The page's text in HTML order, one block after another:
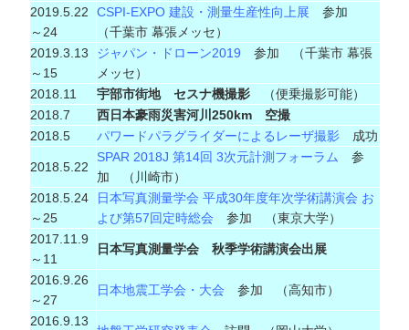
2019.5.22
～24
CSPI-EXPO 建設・測量生産性向上展 参加
（千葉市 幕張メッセ）
2019.3.13
～15
ジャパン・ドローン2019 参加 （千葉市 幕張
メッセ）
2018.11
宇部市街地 セスナ機撮影（便乗撮影可能）
2018.7
西日本豪雨災害河川250km 空撮
2018.5
パワードパラグライダーによるレーザ撮影成功
2018.5.22
SPAR 2018J 第14回 3次元計測フォーラム 参
加 （川崎市）
2018.5.24
～25
日本写真測量学会 平成30年度年次学術講演会 お
よび第57回定時総会 参加 （東京大学）
2017.11.9
～11
日本写真測量学会 秋季学術講演会出展
2016.9.26
～27
日本地震工学会・大会 参加 （高知市）
2016.9.13